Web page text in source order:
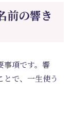
前の響き
事項です。響
で、一生使う